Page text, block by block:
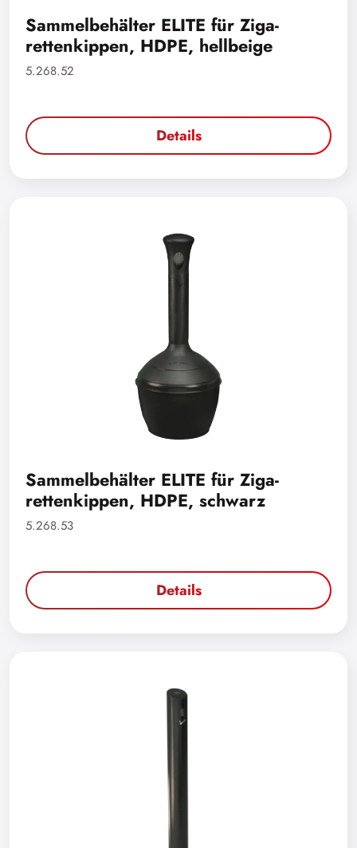
Sammelbehälter ELITE für Ziga-
rettenkippen, HDPE, hellbeige
5.268.52
Details
Sammelbehälter ELITE für Ziga-
rettenkippen, HDPE, schwarz
5.268.53
Details